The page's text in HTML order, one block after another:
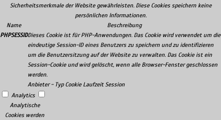
Sicherheitsmerkmale der Website gewährleisten. Diese Cookies speichern keine
persönlichen Informationen.
Name
Beschreibung
PHPSESSIDDieses Cookie ist für PHP-Anwendungen. Das Cookie wird verwendet um die
eindeutige Session-ID eines Benutzers zu speichern und zu identifizieren
um die Benutzersitzung auf der Website zu verwalten. Das Cookie ist ein
Session-Cookie und wird gelöscht, wenn alle Browser-Fenster geschlossen
werden.
Anbieter - Typ Cookie Laufzeit Session
Analytics
Analytische
Cookies werden